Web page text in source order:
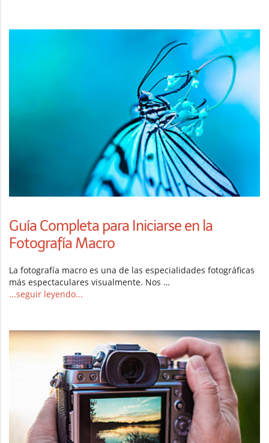
Guía Completa para Iniciarse en la
Fotografía Macro
La fotografía macro es una de las especialidades fotográficas
más espectaculares visualmente. Nos …
...seguir leyendo...